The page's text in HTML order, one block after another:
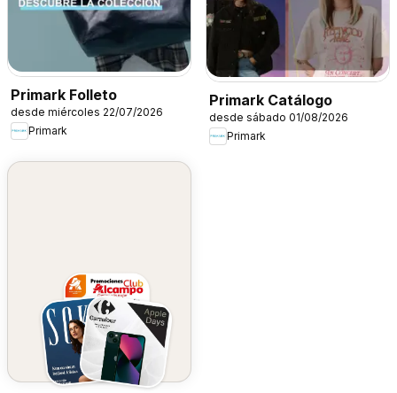
Primark Folleto
desde miércoles 22/07/2026
Primark
Primark Catálogo
desde sábado 01/08/2026
Primark